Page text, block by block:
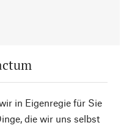
in Eigenregie für Sie
die wir uns selbst